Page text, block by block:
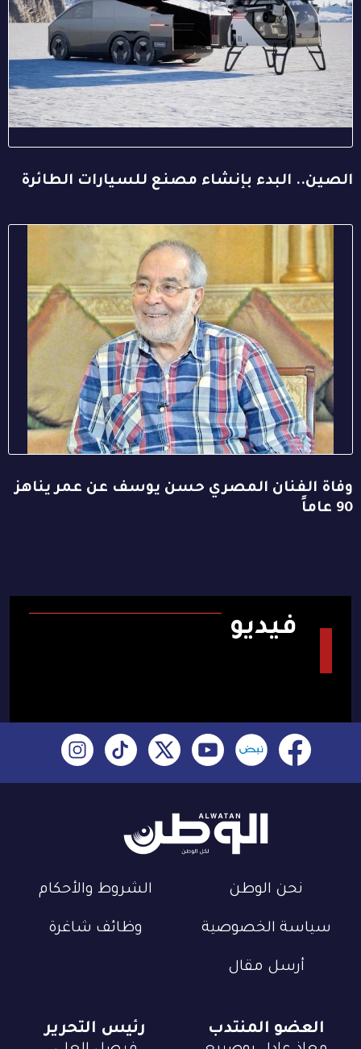
الصين.. البدء بإنشاء مصنع للسيارات الطائرة
وفاة الفنان المصري حسن يوسف عن عمر يناهز
90 عاماً
فيديو
نحن الوطن الشروط والأحكام
سياسة الخصوصية وظائف شاغرة
أرسل مقال
العضو المنتدب رئيس التحرير